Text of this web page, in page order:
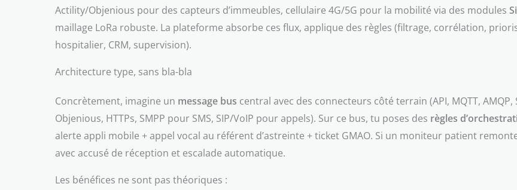
Actility/Objenious pour des capteurs d’immeubles, cellulaire 4G/5G pour la mobilité via des modules
maillage LoRa robuste. La plateforme absorbe ces flux, applique des règles (filtrage, corrélation,
hospitalier, CRM, supervision).
Architecture type, sans bla-bla
Concrètement, imagine un message bus central avec des connecteurs côté terrain (API, MQTT,
Objenious, HTTPs, SMPP pour SMS, SIP/VoIP pour appels). Sur ce bus, tu poses des règles
alerte appli mobile + appel vocal au référent d’astreinte + ticket GMAO. Si un moniteur patient
avec accusé de réception et escalade automatique.
Les bénéfices ne sont pas théoriques :